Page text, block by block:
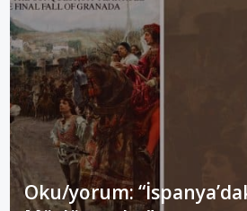
Oku/yorum: “İspanya’daki
Müslümanlar”